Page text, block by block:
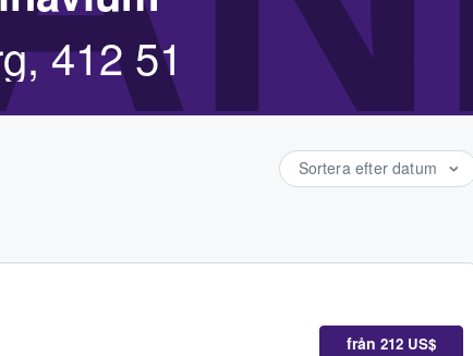
412 51
Sortera efter datum
från 212 US$